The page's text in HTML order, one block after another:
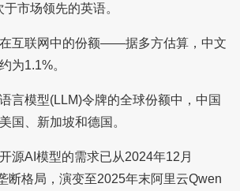
市场领先的英语。
互联网中的份额——据多方估算，中文
为1.1%。
言模型(LLM)令牌的全球份额中，中国
国、新加坡和德国。
源AI模型的需求已从2024年12月
断格局，演变至2025年末阿里云Qwen